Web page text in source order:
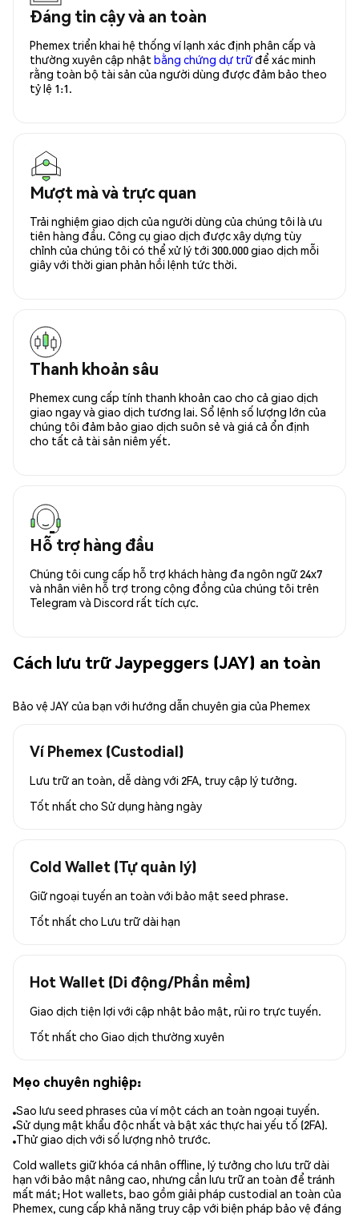
Đáng tin cậy và an toàn
Phemex triển khai hệ thống ví lạnh xác định phân cấp và
thường xuyên cập nhật bằng chứng dự trữđể xác minh
rằng toàn bộ tài sản của người dùng được đảm bảo theo
tỷ lệ 1:1.
Mượt mà và trực quan
Trải nghiệm giao dịch của người dùng của chúng tôi là ưu
tiên hàng đầu. Công cụ giao dịch được xây dựng tùy
chỉnh của chúng tôi có thể xử lý tới 300.000 giao dịch mỗi
giây với thời gian phản hồi lệnh tức thời.
Thanh khoản sâu
Phemex cung cấp tính thanh khoản cao cho cả giao dịch
giao ngay và giao dịch tương lai. Sổ lệnh số lượng lớn của
chúng tôi đảm bảo giao dịch suôn sẻ và giá cả ổn định
cho tất cả tài sản niêm yết.
Hỗ trợ hàng đầu
Chúng tôi cung cấp hỗ trợ khách hàng đa ngôn ngữ 24x7
và nhân viên hỗ trợ trong cộng đồng của chúng tôi trên
Telegram và Discord rất tích cực.
Cách lưu trữ Jaypeggers (JAY) an toàn
Bảo vệ JAY của bạn với hướng dẫn chuyên gia của Phemex
Ví Phemex (Custodial)
Lưu trữ an toàn, dễ dàng với 2FA, truy cập lý tưởng.
Tốt nhất cho Sử dụng hàng ngày
Cold Wallet (Tự quản lý)
Giữ ngoại tuyến an toàn với bảo mật seed phrase.
Tốt nhất cho Lưu trữ dài hạn
Hot Wallet (Di động/Phần mềm)
Giao dịch tiện lợi với cập nhật bảo mật, rủi ro trực tuyến.
Tốt nhất cho Giao dịch thường xuyên
Mẹo chuyên nghiệp:
Sao lưu seed phrases của ví một cách an toàn ngoại tuyến.
Sử dụng mật khẩu độc nhất và bật xác thực hai yếu tố (2FA).
Thử giao dịch với số lượng nhỏ trước.
Cold wallets giữ khóa cá nhân offline, lý tưởng cho lưu trữ dài
hạn với bảo mật nâng cao, nhưng cần lưu trữ an toàn để tránh
mất mát; Hot wallets, bao gồm giải pháp custodial an toàn của
Phemex, cung cấp khả năng truy cập với biện pháp bảo vệ đáng